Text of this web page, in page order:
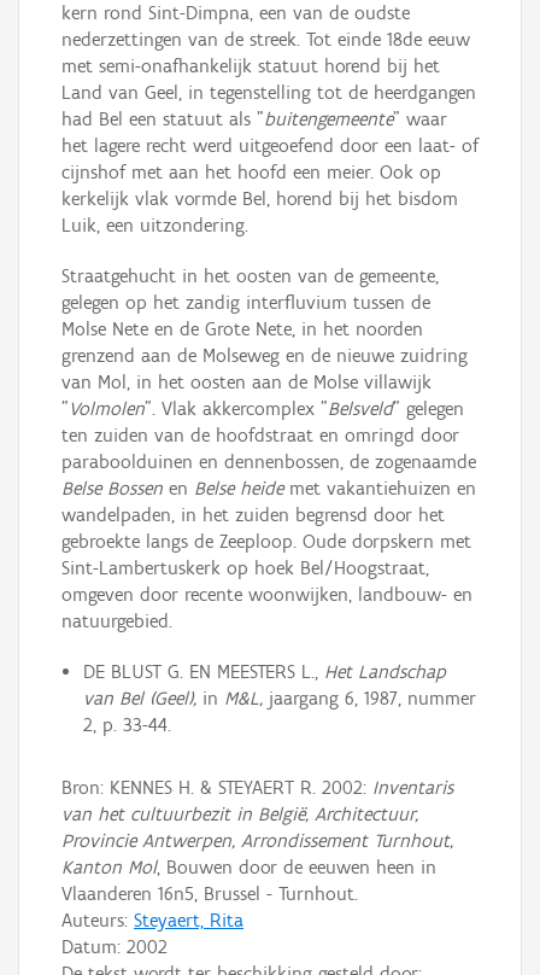
Hergebruik
Aanmelden
kern rond Sint-Dimpna, een van de oudste
nederzettingen van de streek. Tot einde 18de eeuw
met semi-onafhankelijk statuut horend bij het
Land van Geel, in tegenstelling tot de heerdgangen
had Bel een statuut als "buitengemeente" waar
het lagere recht werd uitgeoefend door een laat- of
cijnshof met aan het hoofd een meier. Ook op
kerkelijk vlak vormde Bel, horend bij het bisdom
Luik, een uitzondering.
Straatgehucht in het oosten van de gemeente,
gelegen op het zandig interfluvium tussen de
Molse Nete en de Grote Nete, in het noorden
grenzend aan de Molseweg en de nieuwe zuidring
van Mol, in het oosten aan de Molse villawijk
" Volmolen". Vlak akkercomplex "Belsveld" gelegen
ten zuiden van de hoofdstraat en omringd door
paraboolduinen en dennenbossen, de zogenaamde
Belse Bossen en Belse heidemet vakantiehuizen en
wandelpaden, in het zuiden begrensd door het
gebroekte langs de Zeeploop. Oude dorpskern met
Sint-Lambertuskerk op hoek Bel/Hoogstraat,
omgeven door recente woonwijken, landbouw- en
natuurgebied.
DE BLUST G. EN MEESTERS L., Het Landschap
van Bel (Geel),in M&L,jaargang 6, 1987, nummer
2, p. 33-44.
Bron: KENNES H. & STEYAERT R. 2002: Inventaris
van het cultuurbezit in België, Architectuur,
Provincie Antwerpen, Arrondissement Turnhout,
Kanton Mol, Bouwen door de eeuwen heen in
Vlaanderen 16n5, Brussel - Turnhout.
Auteurs: Steyaert, Rita
Datum: 2002